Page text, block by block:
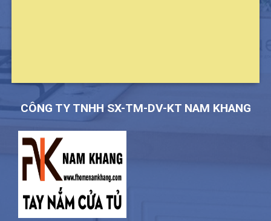
CÔNG TY TNHH SX-TM-DV-KT NAM KHANG